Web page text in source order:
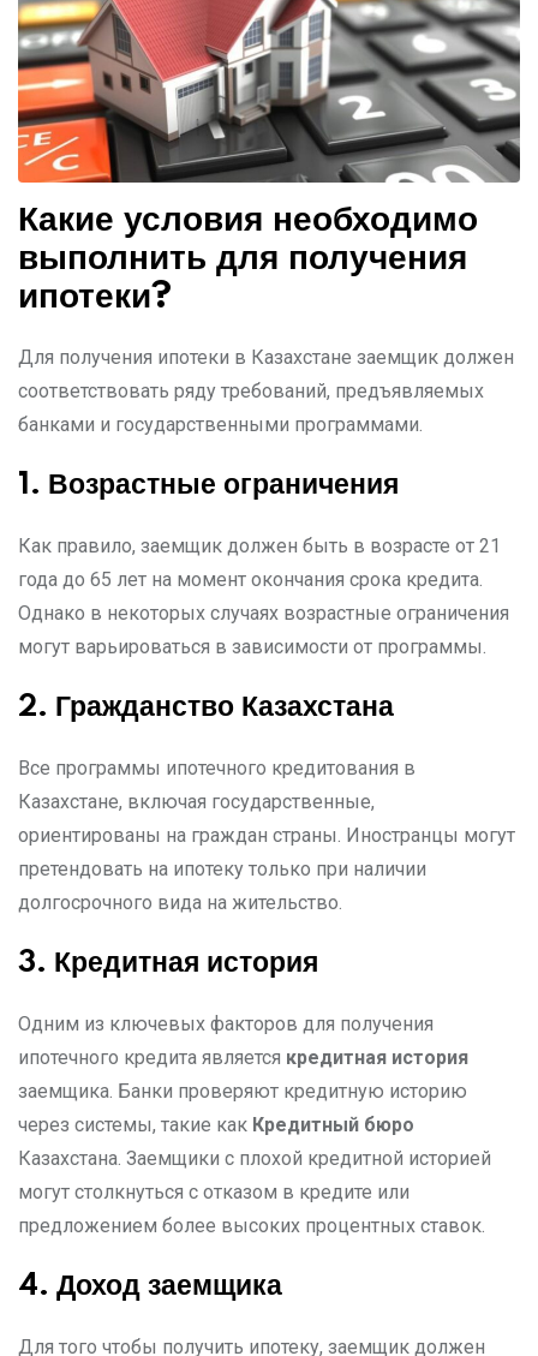
Какие условия необходимо
выполнить для получения
ипотеки?
Для получения ипотеки в Казахстане заемщик должен
соответствовать ряду требований, предъявляемых
банками и государственными программами.
1. Возрастные ограничения
Как правило, заемщик должен быть в возрасте от 21
года до 65 лет на момент окончания срока кредита.
Однако в некоторых случаях возрастные ограничения
могут варьироваться в зависимости от программы.
2. Гражданство Казахстана
Все программы ипотечного кредитования в
Казахстане, включая государственные,
ориентированы на граждан страны. Иностранцы могут
претендовать на ипотеку только при наличии
долгосрочного вида на жительство.
3. Кредитная история
Одним из ключевых факторов для получения
ипотечного кредита является кредитная история
заемщика. Банки проверяют кредитную историю
через системы, такие как Кредитный бюро
Казахстана. Заемщики с плохой кредитной историей
могут столкнуться с отказом в кредите или
предложением более высоких процентных ставок.
4. Доход заемщика
Для того чтобы получить ипотеку, заемщик должен